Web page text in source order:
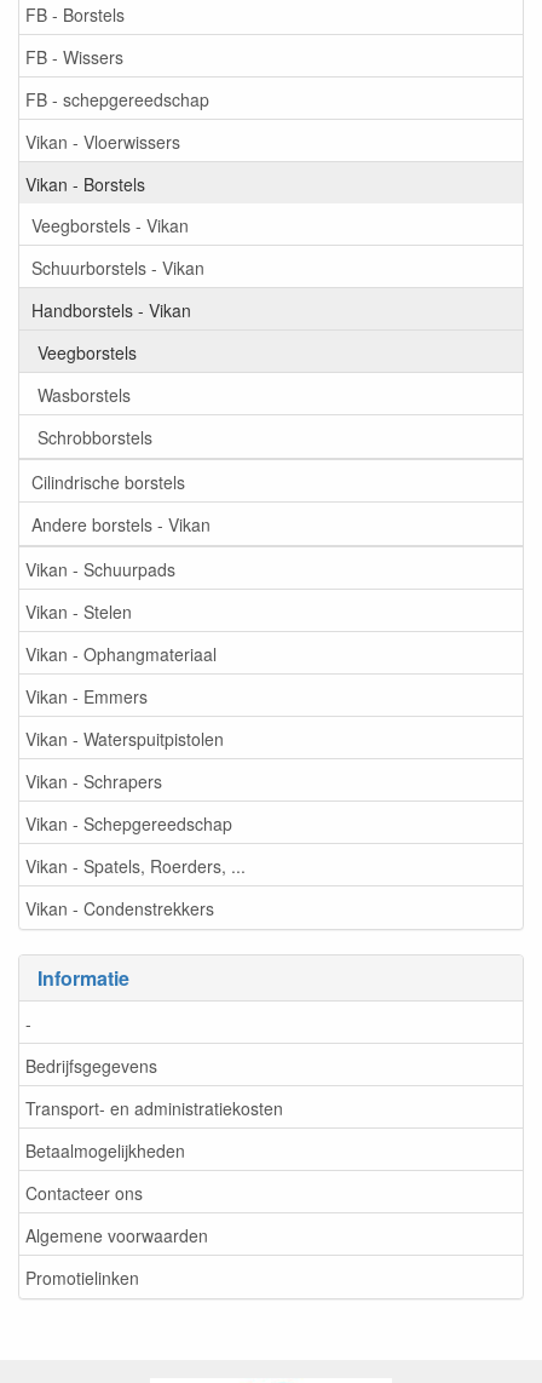
FB - Borstels
FB - Wissers
FB - schepgereedschap
Vikan - Vloerwissers
Vikan - Borstels
Veegborstels - Vikan
Schuurborstels - Vikan
Handborstels - Vikan
Veegborstels
Wasborstels
Schrobborstels
Cilindrische borstels
Andere borstels - Vikan
Vikan - Schuurpads
Vikan - Stelen
Vikan - Ophangmateriaal
Vikan - Emmers
Vikan - Waterspuitpistolen
Vikan - Schrapers
Vikan - Schepgereedschap
Vikan - Spatels, Roerders, ...
Vikan - Condenstrekkers
Informatie
-
Bedrijfsgegevens
Transport- en administratiekosten
Betaalmogelijkheden
Contacteer ons
Algemene voorwaarden
Promotielinken